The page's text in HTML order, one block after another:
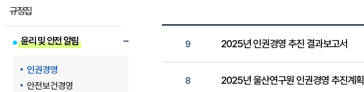
규정집
윤리 및 안전 알림
인권경영
안전보건경영
9 2025년 인권경영 추진 결과보고서
8 2025년 울산연구원 인권경영 추진계획